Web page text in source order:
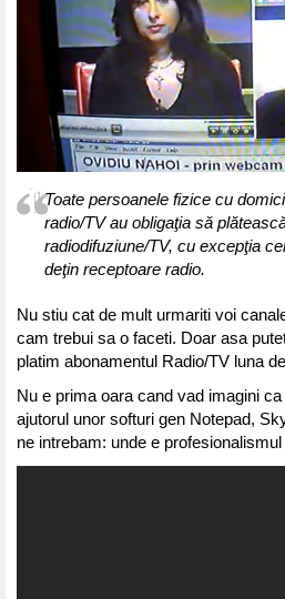
Toate persoanele fizice cu
radio/TV au obligaţia să
radiodifuziune/TV, cu excepţia
deţin receptoare radio.
Nu stiu cat de mult urmariti voi
cam trebui sa o faceti. Doar asa
platim abonamentul Radio/TV luna
Nu e prima oara cand vad imagini
ajutorul unor softuri gen Notepad,
ne intrebam: unde e